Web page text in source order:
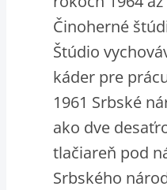
Činoherné
Štúdio
káder pre
1961 Srbské
ako dve
tlačiareň pod
Srbského